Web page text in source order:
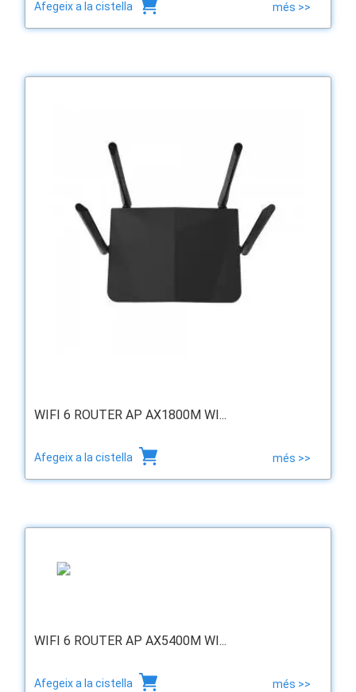
Afegeix a la cistella més >>
WIFI 6 ROUTER AP AX1800M WI...
Afegeix a la cistella més >>
WIFI 6 ROUTER AP AX5400M WI...
Afegeix a la cistella més >>